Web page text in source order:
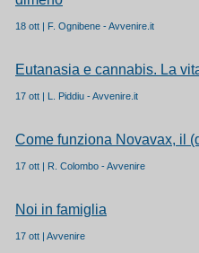
18 ott | F. Ognibene - Avvenire.it
Eutanasia e cannabis. La
17 ott | L. Piddiu - Avvenire.it
Come funziona Novavax, il
17 ott | R. Colombo - Avvenire
Noi in famiglia
17 ott | Avvenire